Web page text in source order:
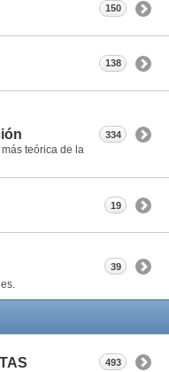
150
138
teórica de la
334
19
39
493